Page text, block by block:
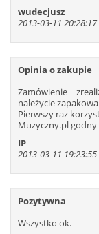
wudecjusz
2013-03-11 20:28:17
Opinia o zakupie
Zamówienie
należycie
Pierwszy raz
Muzyczny.pl
IP
2013-03-11 19:23:55
Pozytywna
Wszystko ok.